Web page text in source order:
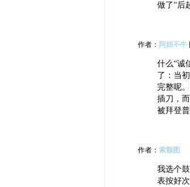
做了“后
作者： 阿妞不牛
什么“诚
了：当
完整呢
插刀，
被拜登
作者： 索额图
我选个
表按好